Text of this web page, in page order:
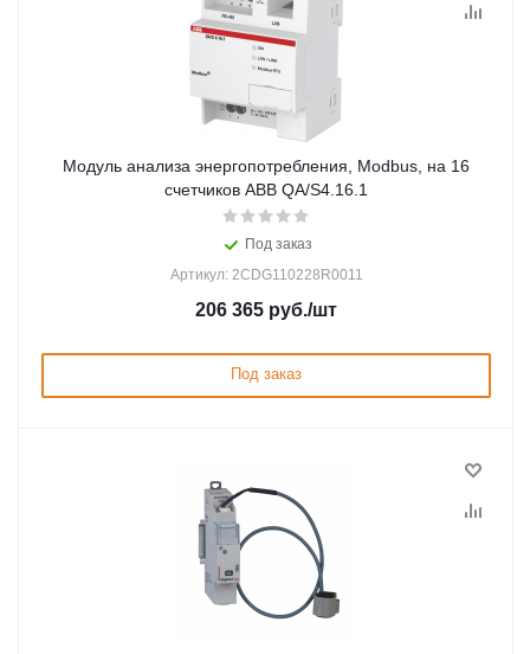
Модуль анализа энергопотребления, Modbus, на 16
счетчиков ABB QA/S4.16.1
Под заказ
Артикул: 2CDG110228R0011
206 365 руб./шт
Под заказ